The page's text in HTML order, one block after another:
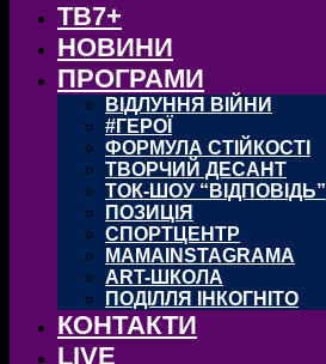
ТВ7+
НОВИНИ
ПРОГРАМИ
ВІДЛУННЯ ВІЙНИ
#ГЕРОЇ
ФОРМУЛА СТІЙКОСТІ
ТВОРЧИЙ ДЕСАНТ
ТОК-ШОУ “ВІДПОВІДЬ”
ПОЗИЦІЯ
СПОРТЦЕНТР
MAMAINSTAGRAMA
ART-ШКОЛА
ПОДІЛЛЯ ІНКОГНІТО
КОНТАКТИ
LIVE